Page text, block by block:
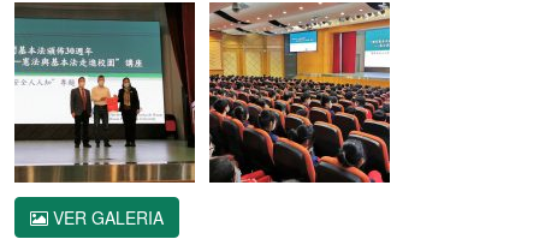
VER GALERIA